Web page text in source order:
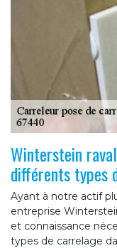
Winterstein
différents types
Ayant à notre actif
entreprise
et connaissance
types de carrelage